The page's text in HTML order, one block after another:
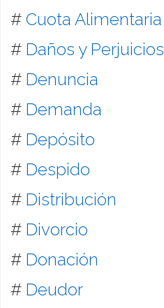
# Cuota Alimentaria
# Daños y Perjuicios
# Denuncia
# Demanda
# Depósito
# Despido
# Distribución
# Divorcio
# Donación
# Deudor